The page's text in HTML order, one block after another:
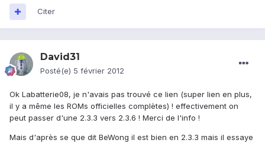
Citer
David31
Posté(e) 5 février 2012
Ok Labatterie08, je n'avais pas trouvé ce lien (super lien en plus,
il y a même les ROMs officielles complètes) ! effectivement on
peut passer d'une 2.3.3 vers 2.3.6 ! Merci de l'info !
Mais d'après se que dit BeWong il est bien en 2.3.3 mais il essaye